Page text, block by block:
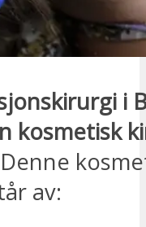
i
kosmetisk
av: